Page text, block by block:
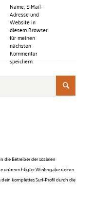
Name, E-Mail-
Adresse und
Website in
diesem Browser
für meinen
nächsten
Kommentar
speichern.
die Betreiber der sozialen
unberechtigter Weitergabe deiner
komplettes Surf-Profil durch die